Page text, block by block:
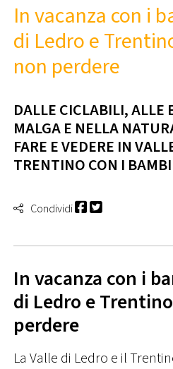
In vacanza con i
di Ledro e
non perdere
DALLE CICLABILI, ALLE
MALGA E NELLA
FARE E VEDERE IN
TRENTINO CON I
Condividi
In vacanza con i
di Ledro e
perdere
La Valle di Ledro e il